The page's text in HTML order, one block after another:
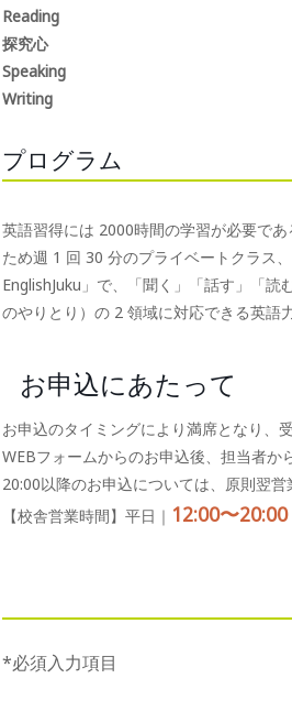
Reading
探究心
Speaking
Writing
プログラム
英語習得には 2000時間の学習が必要で
ため週 1 回 30 分のプライベートクラス
EnglishJuku」で、「聞く」「話す」「
のやりとり）の 2 領域に対応できる英語
お申込にあたって
お申込のタイミングにより満席となり、
WEBフォームからのお申込後、担当者か
20:00以降のお申込については、原則翌営
【校舎営業時間】平日｜ 12:00〜20:00
*必須入力項目